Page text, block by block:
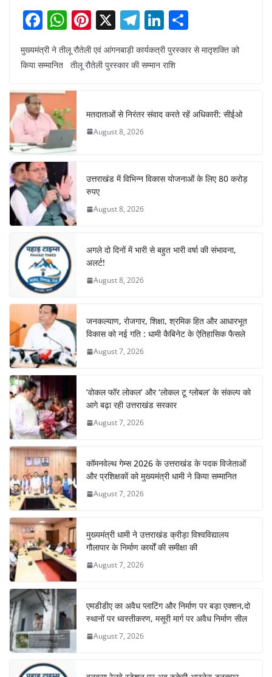
F
a
c
b
o
o
k
W
h
at
A
p
p
Pi
nt
er
X T
el
e
m
Li
n
k
n
h
ar
मुख्यमंत्री ने तीलू रौतेली एवं आंगनबाड़ी कार्यकत्री पुरस्कार से मातृशक्ति को
किया सम्मानित तीलू रौतेली पुरस्कार की सम्मान राशि
मतदाताओं से निरंतर संवाद करते रहें अधिकारी: सीईओ
August 8, 2026
उत्तराखंड में विभिन्न विकास योजनाओं के लिए 80 करोड़
रुपए
August 8, 2026
अगले दो दिनों में भारी से बहुत भारी वर्षा की संभावना,
अलर्ट!
August 8, 2026
जनकल्याण, रोजगार, शिक्षा, श्रमिक हित और आधारभूत
विकास को नई गति : धामी कैबिनेट के ऐतिहासिक फैसले
August 7, 2026
‘वोकल फॉर लोकल’ और ‘लोकल टू ग्लोबल’ के संकल्प को
आगे बढ़ा रही उत्तराखंड सरकार
August 7, 2026
कॉमनवेल्थ गेम्स 2026 के उत्तराखंड के पदक विजेताओं
और प्रशिक्षकों को मुख्यमंत्री धामी ने किया सम्मानित
August 7, 2026
मुख्यमंत्री धामी ने उत्तराखंड क्रीड़ा विश्वविद्यालय
गौलापार के निर्माण कार्यों की समीक्षा की
August 7, 2026
एमडीडीए का अवैध प्लाटिंग और निर्माण पर बड़ा एक्शन,दो
स्थानों पर ध्वस्तीकरण, मसूरी मार्ग पर अवैध निर्माण सील
August 7, 2026